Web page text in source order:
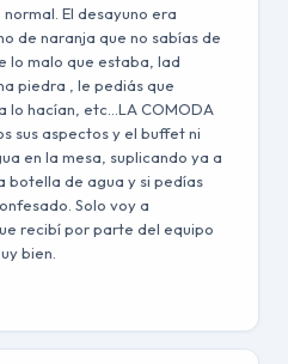
El desayuno era
de naranja que no sabías de
lo malo que estaba, lad
piedra , le pediás que
lo hacían, etc...LA COMODA
sus aspectos y el buffet ni
en la mesa, suplicando ya a
botella de agua y si pedías
Solo voy a
recibí por parte del equipo
bien.